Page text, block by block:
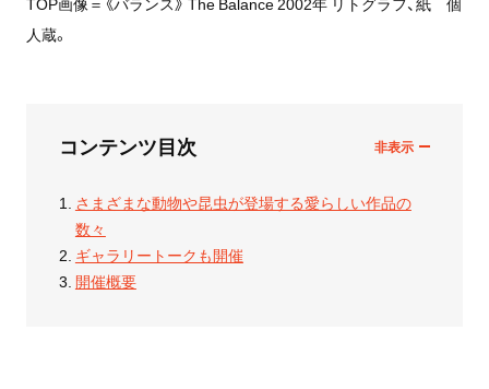
人蔵。
コンテンツ目次
さまざまな動物や昆虫が登場する愛らしい作品の
数々
ギャラリートークも開催
開催概要